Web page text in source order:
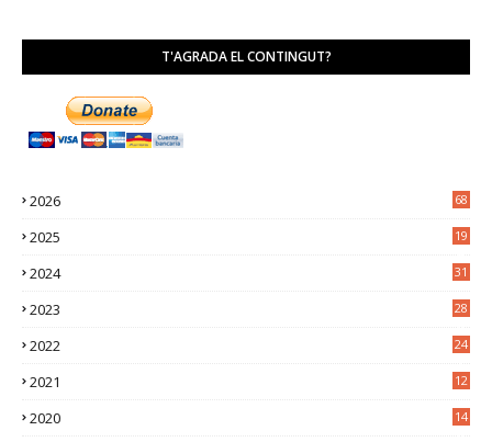
T'AGRADA EL CONTINGUT?
2026 68
2025
19
2024
31
2023
28
2022
24
2021
12
2020
14